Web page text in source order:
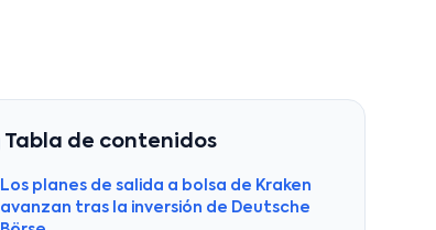
Tabla de contenidos
Los planes de salida a bolsa de Kraken
avanzan tras la inversión de Deutsche